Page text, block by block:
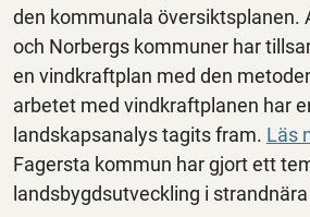
den kommunala översiktsplanen.
och Norbergs kommuner har
en vindkraftplan med den
arbetet med vindkraftplanen har
landskapsanalys tagits fram. Läs
Fagersta kommun har gjort ett
landsbygdsutveckling i